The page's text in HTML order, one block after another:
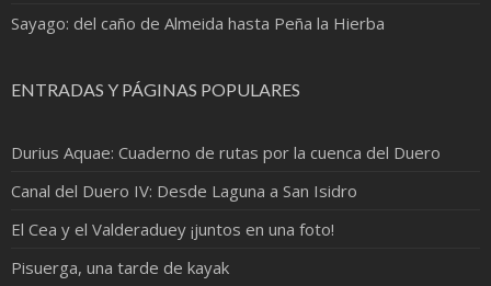
Sayago: del caño de Almeida hasta Peña la Hierba
ENTRADAS Y PÁGINAS POPULARES
Durius Aquae: Cuaderno de rutas por la cuenca del Duero
Canal del Duero IV: Desde Laguna a San Isidro
El Cea y el Valderaduey ¡juntos en una foto!
Pisuerga, una tarde de kayak